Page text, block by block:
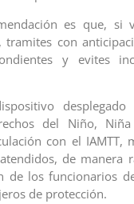
es que, si
tramites con
y evites
desplegado
del Niño, Niña
con el IAMTT,
de manera
de los funcionarios
de protección.